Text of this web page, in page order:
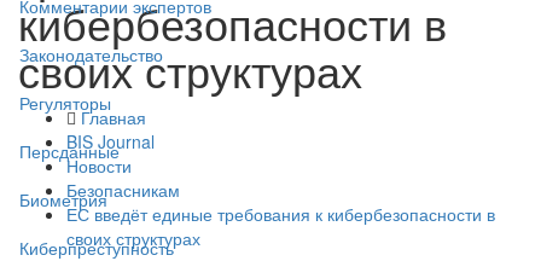
Комментарии экспертов
Законодательство
Регуляторы
Персданные
Биометрия
Киберпреступность
кибербезопасности в
своих структурах
Главная
BIS Journal
Новости
Безопасникам
ЕС введёт единые требования к кибербезопасности в
своих структурах